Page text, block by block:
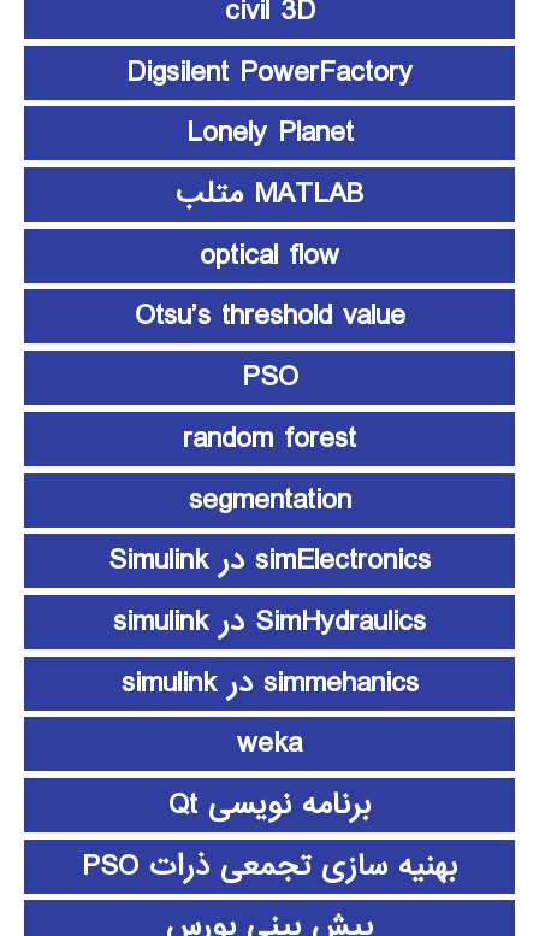
civil 3D
Digsilent PowerFactory
Lonely Planet
MATLAB متلب
optical flow
Otsu’s threshold value
PSO
random forest
segmentation
simElectronics در Simulink
SimHydraulics در simulink
simmehanics در simulink
weka
برنامه نویسی Qt
بهنیه سازی تجمعی ذرات PSO
پیش بینی بورس